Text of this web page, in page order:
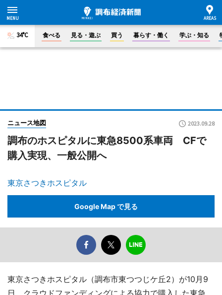
34°C 食べる 見る・遊ぶ 買う 暮らす・働く 学ぶ・知る
ニュース地図 2023.09.28
調布のホスピタルに東急8500系車両 CFで
購入実現、一般公開へ
東京さつきホスピタル
Google Map で見る
東京さつきホスピタル（調布市東つつじケ丘2）が10月9